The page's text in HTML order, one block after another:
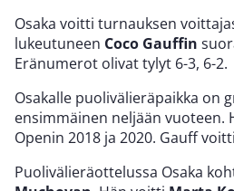
Osaka voitti turnauksen
lukeutuneen Coco Gauffin
Eränumerot olivat tylyt 6-3, 6-2.
Osakalle puolivälieräpaikka on
ensimmäinen neljään vuoteen.
Openin 2018 ja 2020. Gauff
Puolivälieräottelussa Osaka